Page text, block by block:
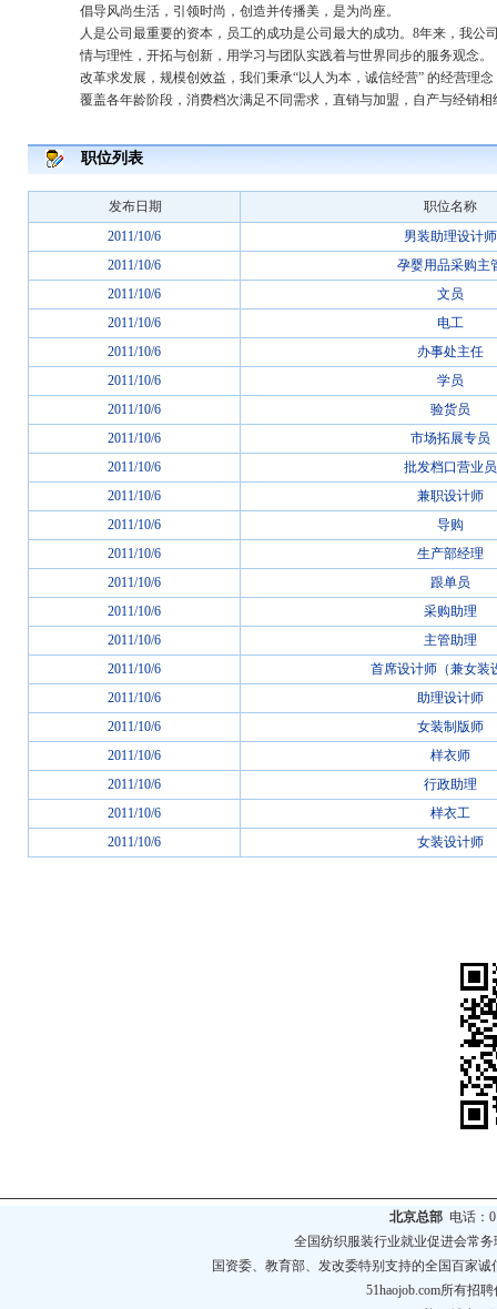
倡导风尚生活，引领时尚，创造并传播美，是为尚座。
人是公司最重要的资本，员工的成功是公司最大的成功。8年来，我
情与理性，开拓与创新，用学习与团队实践着与世界同步的服务观念。
改革求发展，规模创效益，我们秉承“以人为本，诚信经营” 的经营理
覆盖各年龄阶段，消费档次满足不同需求，直销与加盟，自产与经销
职位列表
发布日期
职位名称
2011/10/6
男装助理设计师
2011/10/6
孕婴用品采购主
2011/10/6
文员
2011/10/6
电工
2011/10/6
办事处主任
2011/10/6
学员
2011/10/6
验货员
2011/10/6
市场拓展专员
2011/10/6
批发档口营业员
2011/10/6
兼职设计师
2011/10/6
导购
2011/10/6
生产部经理
2011/10/6
跟单员
2011/10/6
采购助理
2011/10/6
主管助理
2011/10/6
首席设计师（兼女装
2011/10/6
助理设计师
2011/10/6
女装制版师
2011/10/6
样衣师
2011/10/6
行政助理
2011/10/6
样衣工
2011/10/6
女装设计师
北京总部 电话：
全国纺织服装行业就业促进会常务
国资委、教育部、发改委特别支持的全国百家
51haojob.com所有招